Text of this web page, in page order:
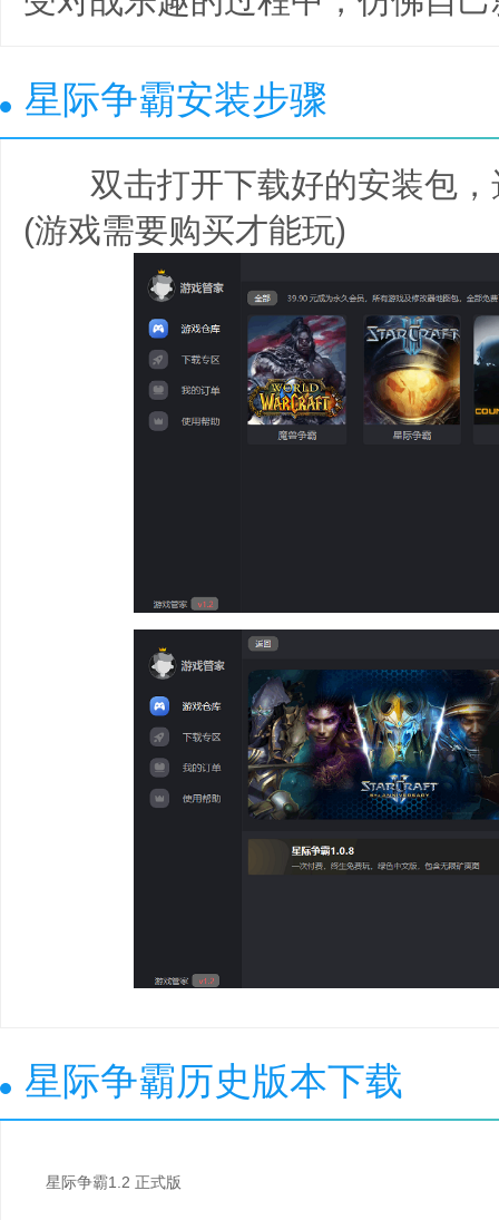
星际争霸安装步骤
双击打开下载好的安装包，
(游戏需要购买才能玩)
星际争霸历史版本下载
星际争霸1.2 正式版